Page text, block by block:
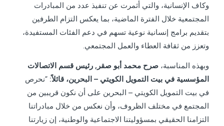
وكاف الإنسانية، والتي أثمرت عن تنفيذ عدد من المبادرات
المجتمعية خلال الفترة الماضية، بما يعكس التزام الطرفين
بتقديم برامج إنسانية نوعية تسهم في دعم الفئات المستفيدة،
وتعزز من ثقافة العطاء والعمل المجتمعي.
وبهذه المناسبة، صرح محمد أبو صقر, رئيس قسم الاتصالات
المؤسسية في بيت التمويل الكويتي – البحرين، قائلاً: “نحرص
في بيت التمويل الكويتي – البحرين على أن نكون قريبين من
المجتمع في مختلف الظروف، وأن نعكس من خلال مبادراتنا
التزامنا الحقيقي بمسؤوليتنا الاجتماعية والوطنية، إن زيارتنا